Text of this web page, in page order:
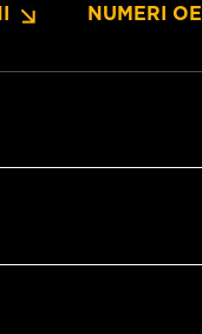
NUMERI OE